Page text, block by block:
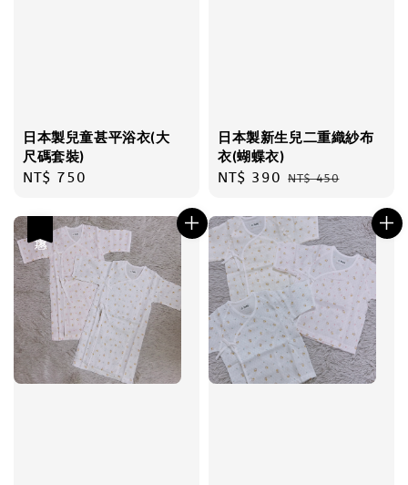
日本製兒童甚平浴衣(大
尺碼套裝)
Regular
NT$ 750
日本製新生兒二重織紗布
衣(蝴蝶衣)
Sale
NT$ 390 Regular
NT$ 450